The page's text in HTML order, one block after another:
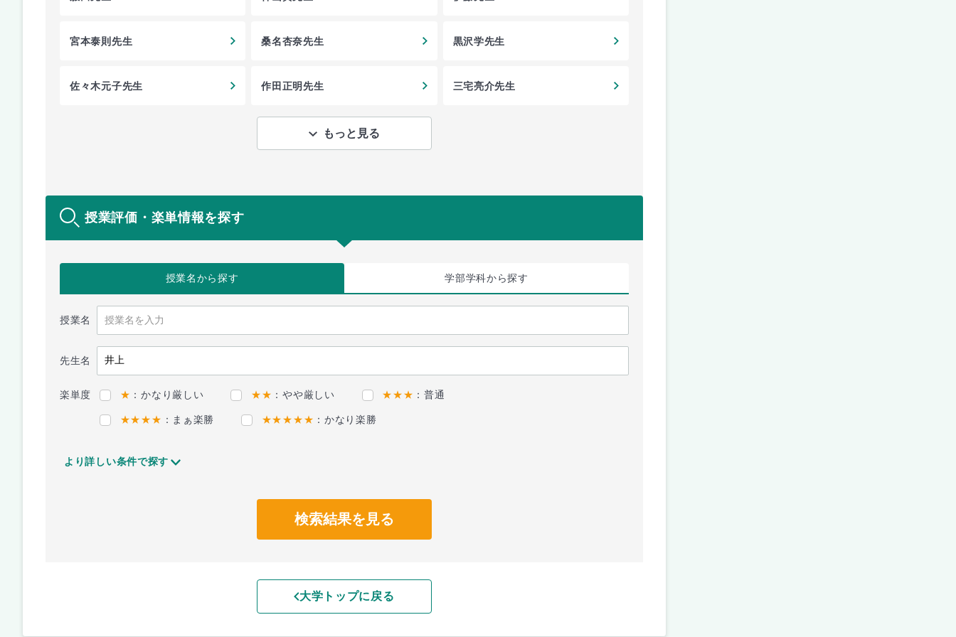
宮本泰則先生 桑名杏奈先生 黒沢学先生
佐々木元子先生 作田正明先生 三宅亮介先生
もっと見る
授業評価・楽単情報を探す
授業名から探す 学部学科から探す
授業名
先生名
楽単度 ★ ：かなり厳しい ★★ ：やや厳しい ★★★ ：普通
★★★★ ：まぁ楽勝 ★★★★★ ：かなり楽勝
より詳しい条件で探す
検索結果を見る
大学トップに戻る